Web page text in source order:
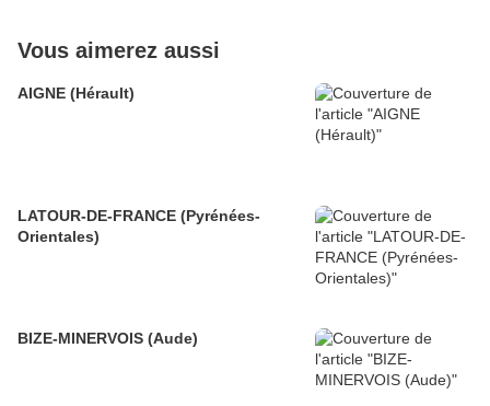
Vous aimerez aussi
AIGNE (Hérault)
LATOUR-DE-FRANCE (Pyrénées-
Orientales)
BIZE-MINERVOIS (Aude)